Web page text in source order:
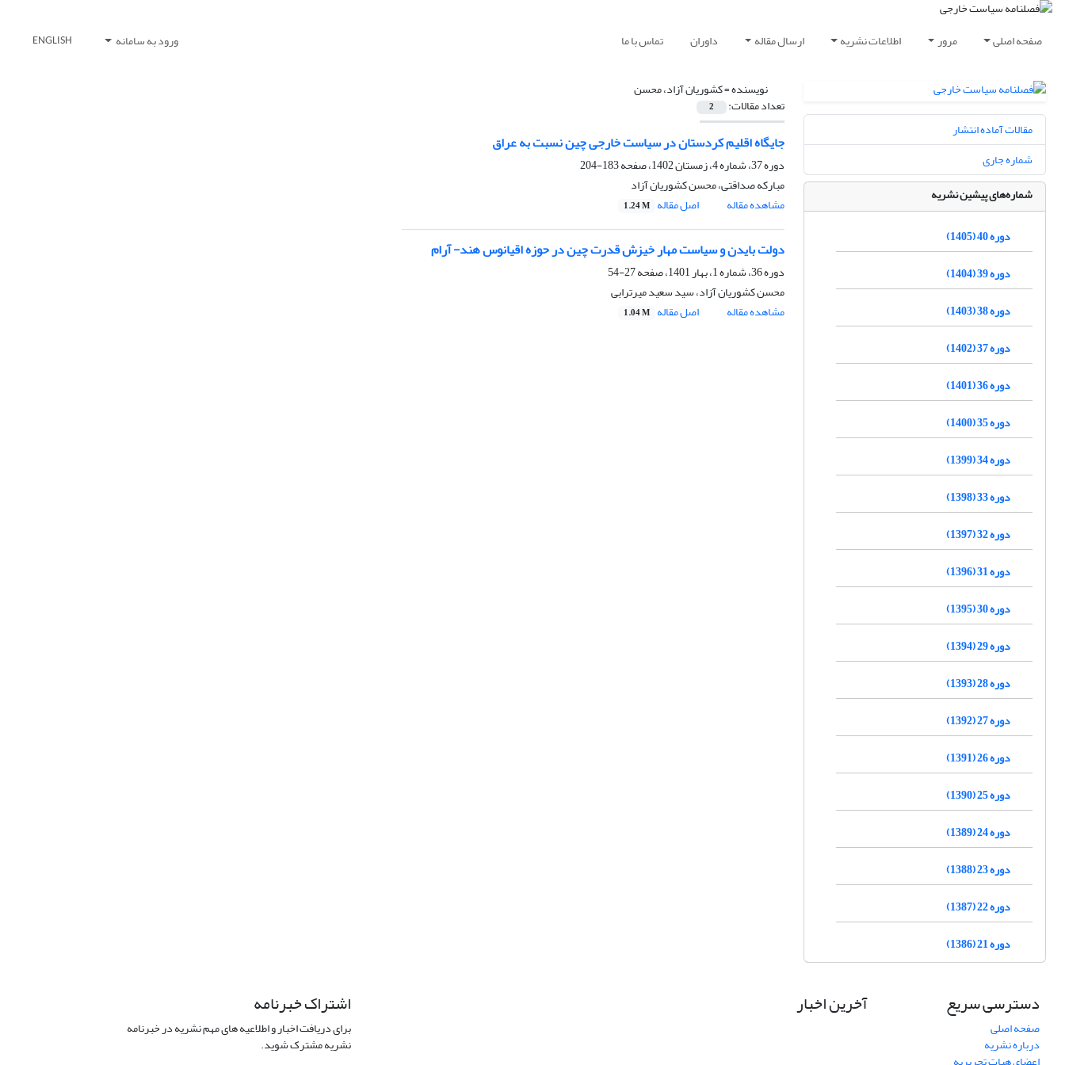
صفحه اصلی مرور اطلاعات نشریه ارسال مقاله داوران تماس با ما ورود به سامانه ENGLISH
نویسنده =کشوریان آزاد، محسن
تعداد مقالات: 2
جایگاه اقلیم کردستان در سیاست خارجی چین نسبت به عراق
دوره 37، شماره 4، زمستان 1402، صفحه
183-204
مبارکه صداقتی، محسن کشوریان آزاد
مشاهده مقاله
اصل مقاله 1.24 M
دولت بایدن و سیاست مهار خیزش قدرت چین در حوزه اقیانوس هند- آرام
دوره 36، شماره 1، بهار 1401، صفحه
27-54
محسن کشوریان آزاد، سید سعید میرترابی
مشاهده مقاله
اصل مقاله 1.04 M
مقالات آماده انتشار
شماره جاری
شماره‌های پیشین نشریه
دوره 40 (1405)
دوره 39 (1404)
دوره 38 (1403)
دوره 37 (1402)
دوره 36 (1401)
دوره 35 (1400)
دوره 34 (1399)
دوره 33 (1398)
دوره 32 (1397)
دوره 31 (1396)
دوره 30 (1395)
دوره 29 (1394)
دوره 28 (1393)
دوره 27 (1392)
دوره 26 (1391)
دوره 25 (1390)
دوره 24 (1389)
دوره 23 (1388)
دوره 22 (1387)
دوره 21 (1386)
دسترسی سریع
صفحه اصلی
درباره نشریه
آخرین اخبار اشتراک خبرنامه
برای دریافت اخبار و اطلاعیه های مهم نشریه در خبرنامه
نشریه مشترک شوید.